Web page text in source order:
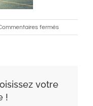
ferméssur
facade-
votre
!